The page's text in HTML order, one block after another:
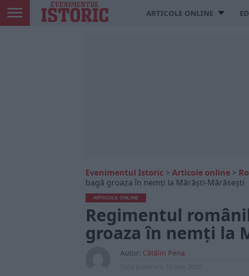
ARTICOLE ONLINE
Evenimentul Istoric > Articole online >
bagă groaza în nemți la Mărăști-Mărăsești
ARTICOLE ONLINE
Regimentul
groaza în nemți la
Autor: Cătălin Pena